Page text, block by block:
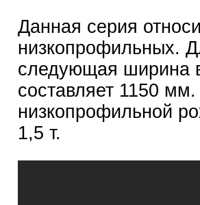
Данная серия
низкопрофильных.
следующая ширина
составляет 1150
низкопрофильной
1,5 т.